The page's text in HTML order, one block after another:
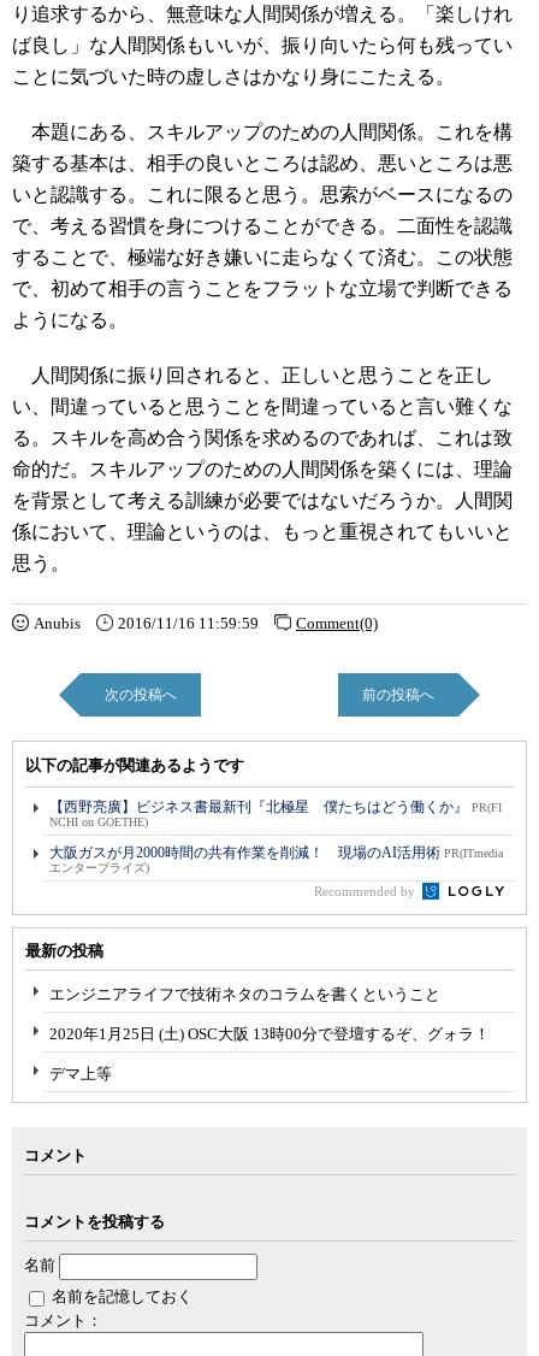
り追求するから、無意味な人間関係が増える。「楽しけれ
ば良し」な人間関係もいいが、振り向いたら何も残ってい
ことに気づいた時の虚しさはかなり身にこたえる。
本題にある、スキルアップのための人間関係。これを構
築する基本は、相手の良いところは認め、悪いところは悪
いと認識する。これに限ると思う。思索がベースになるの
で、考える習慣を身につけることができる。二面性を認識
することで、極端な好き嫌いに走らなくて済む。この状態
で、初めて相手の言うことをフラットな立場で判断できる
ようになる。
人間関係に振り回されると、正しいと思うことを正し
い、間違っていると思うことを間違っていると言い難くな
る。スキルを高め合う関係を求めるのであれば、これは致
命的だ。スキルアップのための人間関係を築くには、理論
を背景として考える訓練が必要ではないだろうか。人間関
係において、理論というのは、もっと重視されてもいいと
思う。
Anubis 2016/11/16 11:59:59 Comment(0)
次の投稿へ 前の投稿へ
以下の記事が関連あるようです
【西野亮廣】ビジネス書最新刊『北極星 僕たちはどう働くか』
PR(FI
NCHI on GOETHE)
大阪ガスが月2000時間の共有作業を削減！ 現場のAI活用術 PR(ITmedia
エンタープライズ)
Recommended by
最新の投稿
エンジニアライフで技術ネタのコラムを書くということ
2020年1月25日 (土) OSC大阪 13時00分で登壇するぞ、グォラ！
デマ上等
コメント
コメントを投稿する
名前
名前を記憶しておく
コメント：